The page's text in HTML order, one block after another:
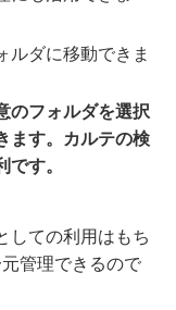
ルダに移動できま
のフォルダを選択
ます。カルテの検
す。
しての利用はもち
管理できるので